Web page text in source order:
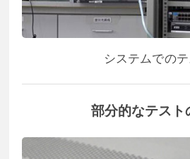
システムでのテ
部分的なテスト